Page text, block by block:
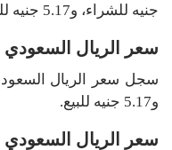
جنيه للشراء، و5.17 جنيه للبيع.
سعر الريال
و5.17 جنيه للبيع.
سعر الريال السعودي